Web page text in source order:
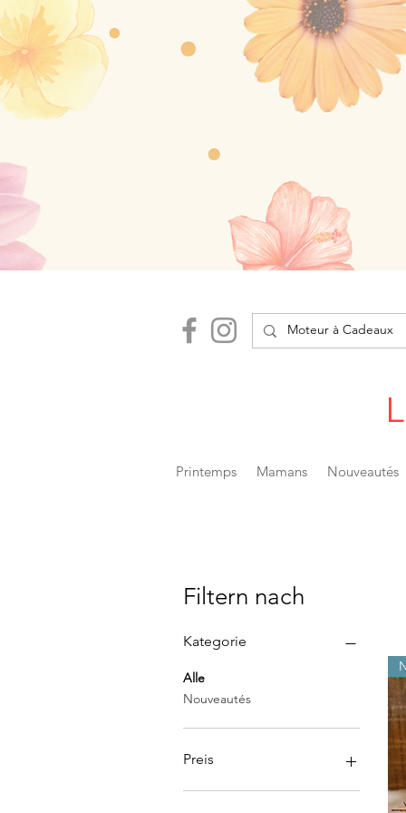
Printemps Mamans Nouveautés
Filtern nach
Kategorie
Alle
Nouveautés
Preis